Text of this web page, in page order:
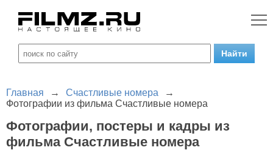
Главная → Счастливые номера
→
Фотографии из фильма Счастливые номера
Фотографии, постеры и кадры из
фильма Счастливые номера